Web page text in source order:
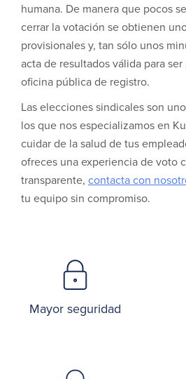
humana. De manera que pocos
cerrar la votación se obtienen
provisionales y, tan sólo unos
acta de resultados válida para
oficina pública de registro.
Las elecciones sindicales son
los que nos especializamos en
cuidar de la salud de tus
ofreces una experiencia de voto
transparente, contacta con
tu equipo sin compromiso.
Mayor seguridad